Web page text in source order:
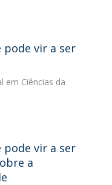
pode vir a ser
em Ciências da
pode vir a ser
a